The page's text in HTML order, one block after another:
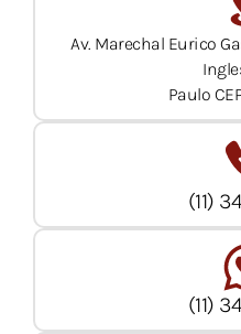
Av. Marechal Eurico
Paulo
(11)
(11)